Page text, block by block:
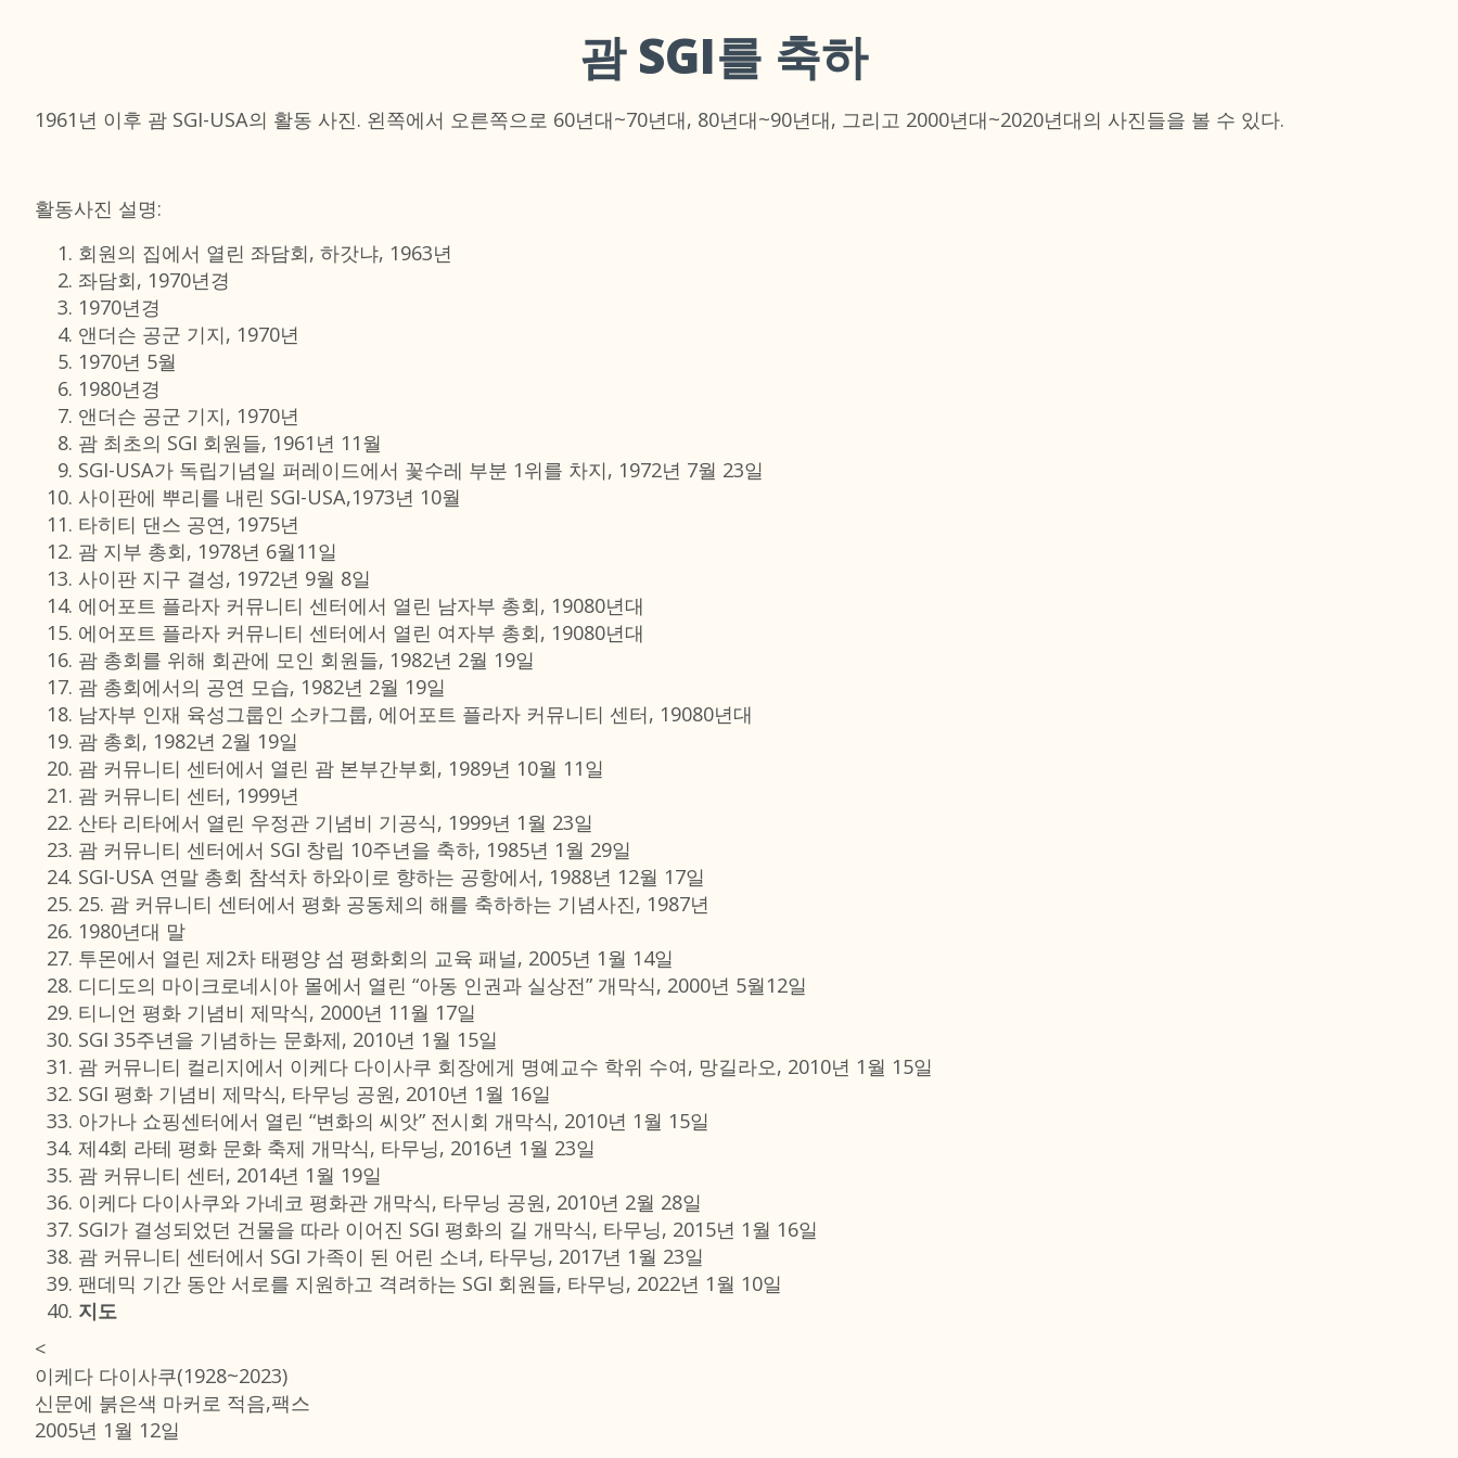
괌 SGI를 축하
1961년 이후 괌 SGI-USA의 활동 사진. 왼쪽에서 오른쪽으로 60년대~70년대, 80년대~90년대, 그리고 2000년대~2020년대의 사진들을 볼 수 있다.
활동사진 설명:
회원의 집에서 열린 좌담회, 하갓냐, 1963년
좌담회, 1970년경
1970년경
앤더슨 공군 기지, 1970년
1970년 5월
1980년경
앤더슨 공군 기지, 1970년
괌 최초의 SGI 회원들, 1961년 11월
SGI-USA가 독립기념일 퍼레이드에서 꽃수레 부분 1위를 차지, 1972년 7월 23일
사이판에 뿌리를 내린 SGI-USA,1973년 10월
타히티 댄스 공연, 1975년
괌 지부 총회, 1978년 6월11일
사이판 지구 결성, 1972년 9월 8일
에어포트 플라자 커뮤니티 센터에서 열린 남자부 총회, 19080년대
에어포트 플라자 커뮤니티 센터에서 열린 여자부 총회, 19080년대
괌 총회를 위해 회관에 모인 회원들, 1982년 2월 19일
괌 총회에서의 공연 모습, 1982년 2월 19일
남자부 인재 육성그룹인 소카그룹, 에어포트 플라자 커뮤니티 센터, 19080년대
괌 총회, 1982년 2월 19일
괌 커뮤니티 센터에서 열린 괌 본부간부회, 1989년 10월 11일
괌 커뮤니티 센터, 1999년
산타 리타에서 열린 우정관 기념비 기공식, 1999년 1월 23일
괌 커뮤니티 센터에서 SGI 창립 10주년을 축하, 1985년 1월 29일
SGI-USA 연말 총회 참석차 하와이로 향하는 공항에서, 1988년 12월 17일
25. 괌 커뮤니티 센터에서 평화 공동체의 해를 축하하는 기념사진, 1987년
1980년대 말
투몬에서 열린 제2차 태평양 섬 평화회의 교육 패널, 2005년 1월 14일
디디도의 마이크로네시아 몰에서 열린 “아동 인권과 실상전” 개막식, 2000년 5월12일
티니언 평화 기념비 제막식, 2000년 11월 17일
SGI 35주년을 기념하는 문화제, 2010년 1월 15일
괌 커뮤니티 컬리지에서 이케다 다이사쿠 회장에게 명예교수 학위 수여, 망길라오, 2010년 1월 15일
SGI 평화 기념비 제막식, 타무닝 공원, 2010년 1월 16일
아가나 쇼핑센터에서 열린 “변화의 씨앗” 전시회 개막식, 2010년 1월 15일
제4회 라테 평화 문화 축제 개막식, 타무닝, 2016년 1월 23일
괌 커뮤니티 센터, 2014년 1월 19일
이케다 다이사쿠와 가네코 평화관 개막식, 타무닝 공원, 2010년 2월 28일
SGI가 결성되었던 건물을 따라 이어진 SGI 평화의 길 개막식, 타무닝, 2015년 1월 16일
괌 커뮤니티 센터에서 SGI 가족이 된 어린 소녀, 타무닝, 2017년 1월 23일
팬데믹 기간 동안 서로를 지원하고 격려하는 SGI 회원들, 타무닝, 2022년 1월 10일
지도
<
이케다 다이사쿠(1928~2023)
신문에 붉은색 마커로 적음,팩스
2005년 1월 12일